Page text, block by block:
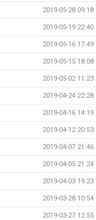
2019-05-28 09:18
2019-05-19 22:40
2019-05-16 17:49
2019-05-15 18:08
2019-05-02 11:23
2019-04-24 22:28
2019-04-16 14:19
2019-04-12 20:53
2019-04-07 21:46
2019-04-05 21:24
2019-04-03 19:23
2019-03-28 10:54
2019-03-27 12:55